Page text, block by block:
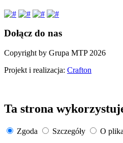
Dołącz do nas
Copyright by Grupa MTP 2026
Projekt i realizacja: Crafton
Ta strona
Zgoda Szczegóły
O